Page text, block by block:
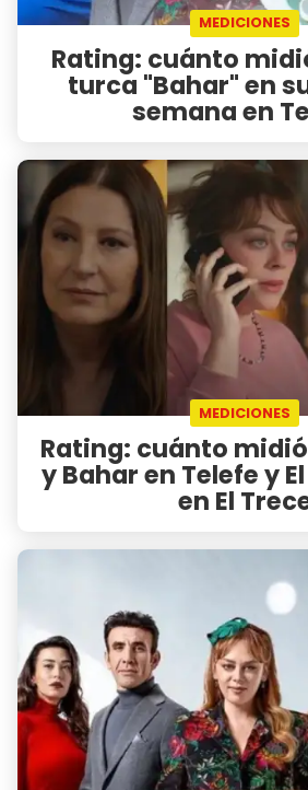
MEDICIONES
Rating: cuánto
turca "Bahar" en
semana en
MEDICIONES
Rating: cuánto
y Bahar en Telefe y
en El